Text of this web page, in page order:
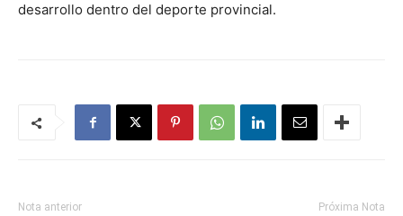
desarrollo dentro del deporte provincial.
Nota anterior Próxima Nota